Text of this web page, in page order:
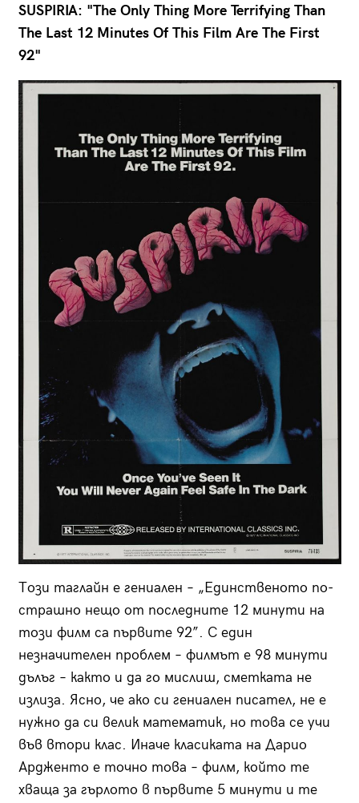
SUSPIRIA: "The Only Thing More Terrifying Than
The Last 12 Minutes Of This Film Are The First
92"
Този таглайн е гениален – „Единственото по-
страшно нещо от последните 12 минути на
този филм са първите 92”. С един
незначителен проблем – филмът е 98 минути
дълъг – както и да го мислиш, сметката не
излиза. Ясно, че ако си гениален писател, не е
нужно да си велик математик, но това се учи
във втори клас. Иначе класиката на Дарио
Ардженто е точно това – филм, който те
хваща за гърлото в първите 5 минути и те